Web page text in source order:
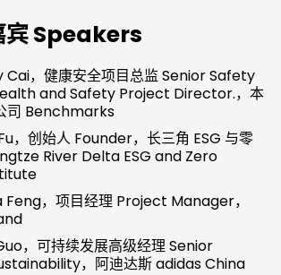
宾Speakers
Cai，健康安全项目总监 Senior Safety
and Safety Project Director.，本
司 Benchmarks
，创始人 Founder，长三角 ESG 与零
River Delta ESG and Zero
，项目经理 Project Manager，
，可持续发展高级经理 Senior
，阿迪达斯 adidas China